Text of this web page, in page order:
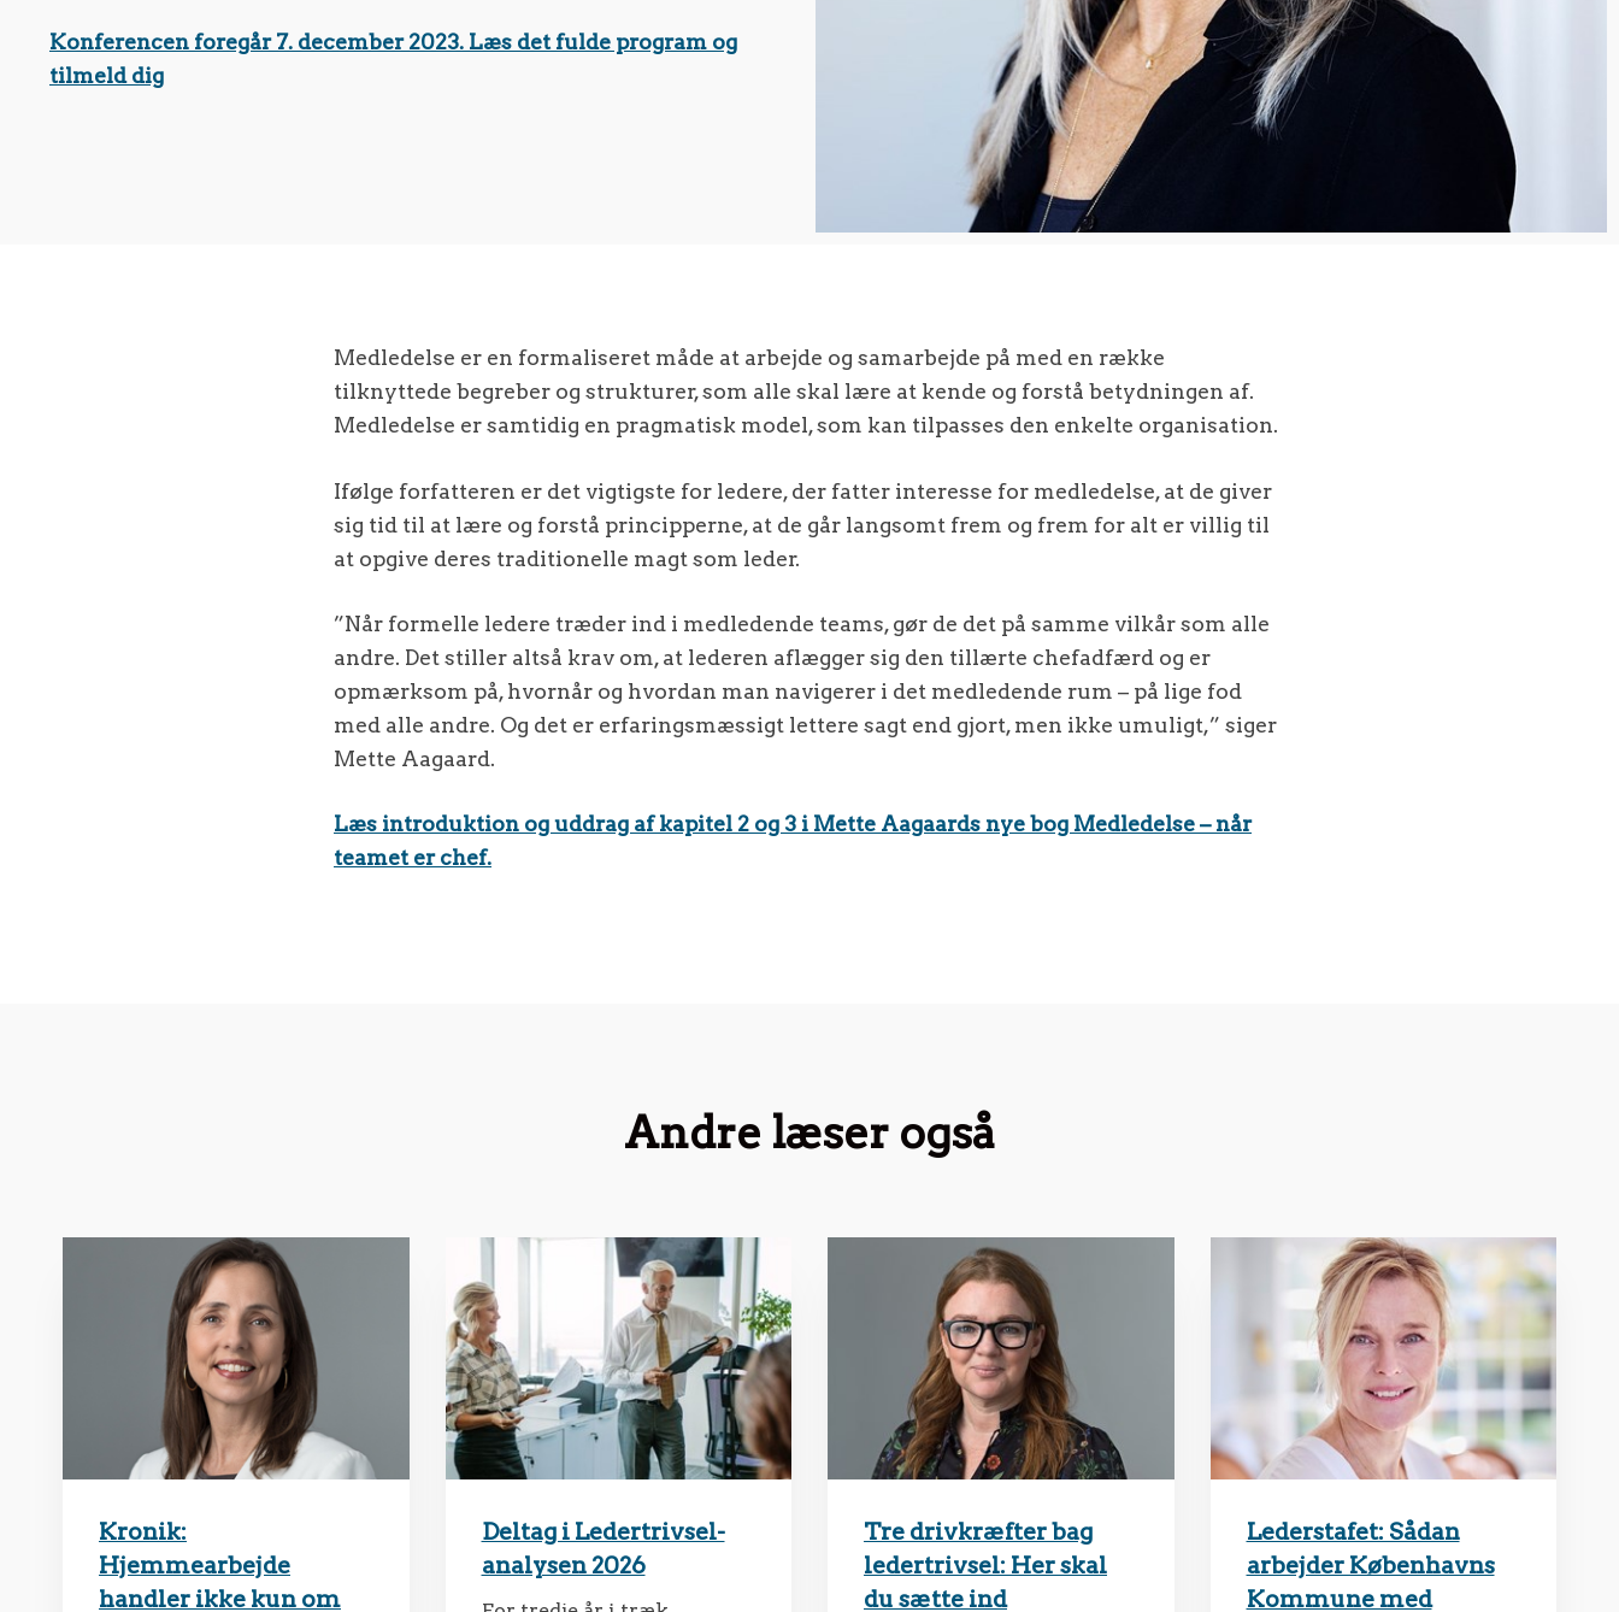
Konferencen foregår 7. december 2023. Læs det fulde program og
tilmeld dig
Medledelse er en formaliseret måde at arbejde og samarbejde på med en række
tilknyttede begreber og strukturer, som alle skal lære at kende og forstå betydningen af.
Medledelse er samtidig en pragmatisk model, som kan tilpasses den enkelte organisation.
Ifølge forfatteren er det vigtigste for ledere, der fatter interesse for medledelse, at de giver
sig tid til at lære og forstå principperne, at de går langsomt frem og frem for alt er villig til
at opgive deres traditionelle magt som leder.
”Når formelle ledere træder ind i medledende teams, gør de det på samme vilkår som alle
andre. Det stiller altså krav om, at lederen aflægger sig den tillærte chefadfærd og er
opmærksom på, hvornår og hvordan man navigerer i det medledende rum – på lige fod
med alle andre. Og det er erfaringsmæssigt lettere sagt end gjort, men ikke umuligt,” siger
Mette Aagaard.
Læs introduktion og uddrag af kapitel 2 og 3 i Mette Aagaards nye bog Medledelse – når
teamet er chef.
Andre læser også
Kronik:
Hjemmearbejde
handler ikke kun om
Deltag i Ledertrivsel-
analysen 2026
Tre drivkræfter bag
ledertrivsel: Her skal
du sætte ind
Lederstafet: Sådan
arbejder Københavns
Kommune med